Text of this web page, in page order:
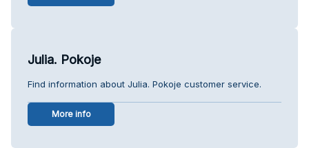
Julia. Pokoje
Find information about Julia. Pokoje customer service.
More info